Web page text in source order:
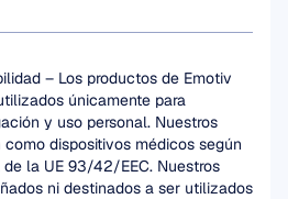
– Los productos de Emotiv
únicamente para
y uso personal. Nuestros
dispositivos médicos según
la UE 93/42/EEC. Nuestros
ni destinados a ser utilizados